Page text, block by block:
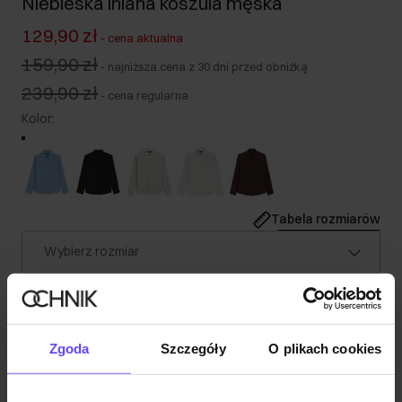
Zgoda Szczegóły O plikach cookies
129,90 zł - cena aktualna
159,90 zł - najniższa cena z 30 dni przed obniżką
239,90 zł - cena regularna
Kolor:
Tabela rozmiarów
Wybierz rozmiar
Wysyłka w 1 dzień roboczy
Opis produktu